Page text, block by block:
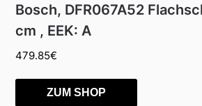
Bosch, DFR067A52
cm , EEK: A
479.85€
ZUM SHOP